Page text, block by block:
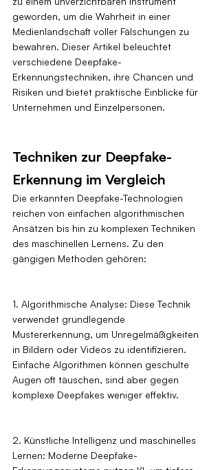
geworden, um die Wahrheit in einer
Medienlandschaft voller Fälschungen zu
bewahren. Dieser Artikel beleuchtet
verschiedene Deepfake-
Erkennungstechniken, ihre Chancen und
Risiken und bietet praktische Einblicke für
Unternehmen und Einzelpersonen.
Techniken zur Deepfake-
Erkennung im Vergleich
Die erkannten Deepfake-Technologien
reichen von einfachen algorithmischen
Ansätzen bis hin zu komplexen Techniken
des maschinellen Lernens. Zu den
gängigen Methoden gehören:
1. Algorithmische Analyse: Diese Technik
verwendet grundlegende
Mustererkennung, um Unregelmäßigkeiten
in Bildern oder Videos zu identifizieren.
Einfache Algorithmen können geschulte
Augen oft täuschen, sind aber gegen
komplexe Deepfakes weniger effektiv.
2. Künstliche Intelligenz und maschinelles
Lernen: Moderne Deepfake-